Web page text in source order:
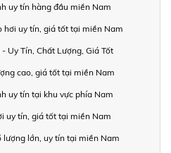
uy tín hàng đầu miền Nam
hơi uy tín, giá tốt tại miền Nam
Uy Tín, Chất Lượng, Giá Tốt
cao, giá tốt tại miền Nam
uy tín tại khu vực phía Nam
uy tín, giá tốt tại miền Nam
lượng lớn, uy tín tại miền Nam